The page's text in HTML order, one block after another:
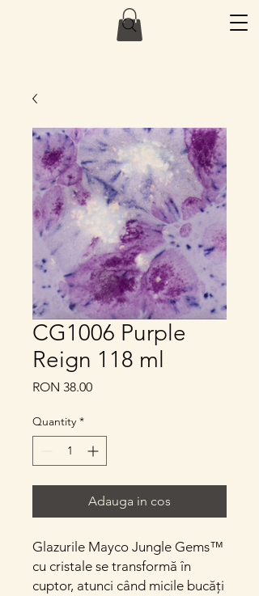
CG1006 Purple
Reign 118 ml
RON 38.00Price
Quantity *
Adauga in cos
Glazurile Mayco Jungle Gems™
cu cristale se transformă în
cuptor, atunci când micile bucăți